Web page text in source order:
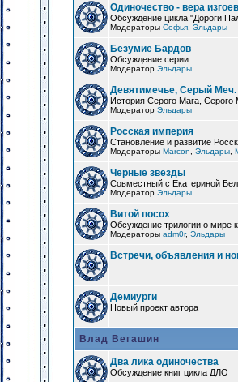
Одиночество - вера изгоев
Обсуждение цикла "Дороги
Модераторы Софья Эльдары
Безумие Бардов
Обсуждение серии
Модератор Эльдары
Девятимечье, Серый Меч.
История Серого Мага, Серого
Модератор Эльдары
Росская империя
Становление и развитие
Модераторы Marcon Эльдары
Черные звезды
Совместный с Екатериной
Модератор Эльдары
Витой посох
Обсуждение трилогии о мире
Модераторы adm0r, Эльдары
Встречи, объявления и
Демиурги
Новый проект автора
Влад Вегашин
Два лика одиночества
Обсуждение книг цикла ДЛО